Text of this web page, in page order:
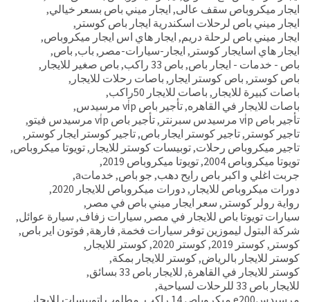
ايجار ميكروباص سقف عالى, ايجار ميني باص بسعر خيالي,
ايجار ميني باص لرحلات اسكندرية ايجار باص كوستر ,
ايجار ميني باص لرحلة دريم, ايجار هاي اس ايجار ميكروباص,
ايجار هاي اسايجار كوستر , ايجار-سيارات-مصر , باب, باص,
باص - خدمات - ايجار باص, باص 33 راكب , باص صغير للايجار ,
باص كوستر , باص كوستر ايجار , باصات رحلات للايجار ,
باصات كبيرة للايجار , باصات للايجار 50راكب
,
باصات للايجار في القاهره,تأجير باص vi̇p مرسيدس
,
تأجير باص vi̇p مرسيدس سبرنتر
,تأجير باص vi̇p مرسيدس فيتو
,
تاجير كوستر ,تاجير كوستر ايجار باص,تاجير كوستر ايجار كوستر ,
تاجير ميكروباص رحلات,توبيسات كوستر للايجار ,تويوتا ميكروباص,
تويوتا ميكروباص 2004
,تويوتا ميكروباص 2019
,
جربت اغلي و اكبر باص رايح دهب, جو باص, خدماتa ,
دورات ميكروباص للايجار ,دورات ميكروباص للايجار 2020
,
رواية رولر كوستر , سعر ايجار ميني باص في مصر ,
سيارات تويوتا باص للايجار في مصر , سيارات زفاف, سيارة عوائل,
شركة البتول ليموزين توفر سيارات فخمة, فارهة, فوتون اير باص,
كوستر ,كوستر 2019 ,كوستر 2020 ,كوستر للايجار ,
كوستر للايجار بالرياض,كوستر للايجار بمكة,
كوستر للايجار في القاهرة, للايجار باص 33 بسائق
,
للايجار باص 33 للرحلات لسياحية
,